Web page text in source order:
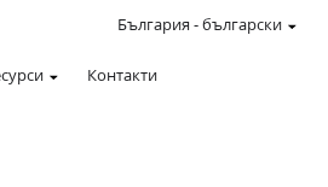
Контакти
България -български